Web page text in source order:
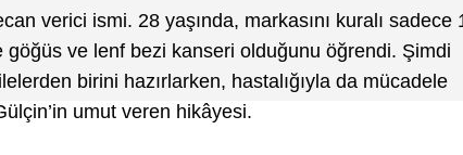
verici ismi. 28 yaşında, markasını kuralı sadece
göğüs ve lenf bezi kanseri olduğunu öğrendi. Şimdi
birini hazırlarken, hastalığıyla da mücadele
umut veren hikâyesi.